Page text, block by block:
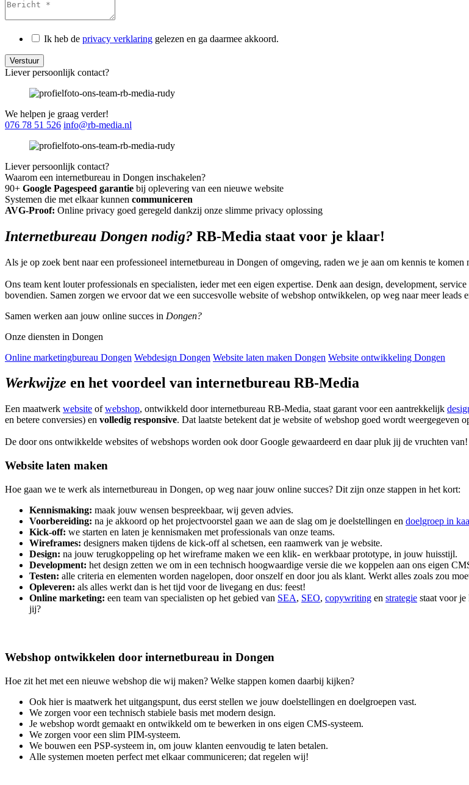
Ik heb de privacy verklaring gelezen en ga daarmee akkoord.
Liever persoonlijk contact?
We helpen je graag verder!
076 78 51 526 info@rb-media.nl
Liever persoonlijk contact?
Waarom een internetbureau in Dongen inschakelen?
90+ Google Pagespeed garantie bij oplevering van een nieuwe website
Systemen die met elkaar kunnen communiceren
AVG-Proof: Online privacy goed geregeld dankzij onze slimme privacy oplossing
Internetbureau Dongen nodig? RB-Media staat voor je klaar!
Als je op zoek bent naar een professioneel internetbureau in Dongen of omgeving, raden we je aan om kennis te
Ons team kent louter professionals en specialisten, ieder met een eigen expertise. Denk aan design, development,
bovendien. Samen zorgen we ervoor dat we een succesvolle website of webshop ontwikkelen, op weg naar meer leads
Samen werken aan jouw online succes in Dongen?
Onze diensten in Dongen
Online marketingbureau Dongen Webdesign Dongen Website laten maken Dongen Website ontwikkeling Dongen
Werkwijze en het voordeel van internetbureau RB-Media
Een maatwerk website ofwebshop, ontwikkeld door internetbureau RB-Media, staat garant voor een aantrekkelijk
en betere conversies) en volledig responsive. Dat laatste betekent dat je website of webshop goed wordt weergegeven
De door ons ontwikkelde websites of webshops worden ook door Google gewaardeerd en daar pluk jij de vruchten
Website laten maken
Hoe gaan we te werk als internetbureau in Dongen, op weg naar jouw online succes? Dit zijn onze stappen in het kort:
Kennismaking: maak jouw wensen bespreekbaar, wij geven advies.
Voorbereiding: na je akkoord op het projectvoorstel gaan we aan de slag om je doelstellingen en doelgroep in
Kick-off: we starten en laten je kennismaken met professionals van onze teams.
Wireframes: designers maken tijdens de kick-off al schetsen, een raamwerk van je website.
Design: na jouw terugkoppeling op het wireframe maken we een klik- en werkbaar prototype, in jouw huisstijl.
Development: het design zetten we om in een technisch hoogwaardige versie die we koppelen aan ons eigen
Testen: alle criteria en elementen worden nagelopen, door onszelf en door jou als klant. Werkt alles zoals zou
Opleveren: als alles werkt dan is het tijd voor de livegang en dus: feest!
Online marketing: een team van specialisten op het gebied van SEA, SEO, copywriting en strategie staat voor
jij?
Webshop ontwikkelen door internetbureau in Dongen
Hoe zit het met een nieuwe webshop die wij maken? Welke stappen komen daarbij kijken?
Ook hier is maatwerk het uitgangspunt, dus eerst stellen we jouw doelstellingen en doelgroepen vast.
We zorgen voor een technisch stabiele basis met modern design.
Je webshop wordt gemaakt en ontwikkeld om te bewerken in ons eigen CMS-systeem.
We zorgen voor een slim PIM-systeem.
We bouwen een PSP-systeem in, om jouw klanten eenvoudig te laten betalen.
Alle systemen moeten perfect met elkaar communiceren; dat regelen wij!